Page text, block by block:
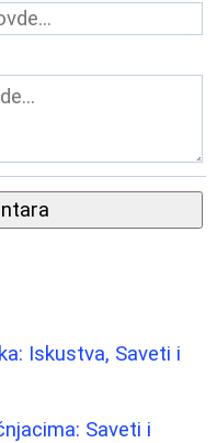
Iskustva, Saveti i
Saveti i